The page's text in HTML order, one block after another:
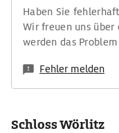
Haben Sie
Wir freuen uns über
werden das
Fehler melden
Schloss Wörlitz